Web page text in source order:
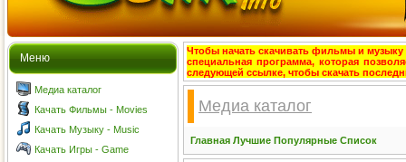
Меню
Медиа каталог
Качать Фильмы - Movies
Качать Музыку - Music
Качать Игры - Game
Чтобы начать скачивать фильмы и музыку
специальная программа, которая
следующей ссылке, чтобы скачать
Медиа каталог
Главная Лучшие Популярные Список